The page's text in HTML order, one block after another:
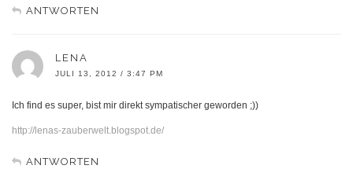
ANTWORTEN
LENA
JULI 13, 2012 / 3:47 PM
Ich find es super, bist mir direkt sympatischer geworden ;))
http://lenas-zauberwelt.blogspot.de/
ANTWORTEN